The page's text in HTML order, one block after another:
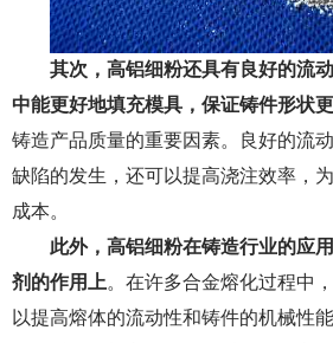
其次，高铝细粉还具有良好的流
中能更好地填充模具，保证铸件形状更
铸造产品质量的重要因素。良好的流
缺陷的发生，还可以提高浇注效率，
成本。
此外，高铝细粉在铸造行业的应
剂的作用上。在许多合金熔化过程中
以提高熔体的流动性和铸件的机械性